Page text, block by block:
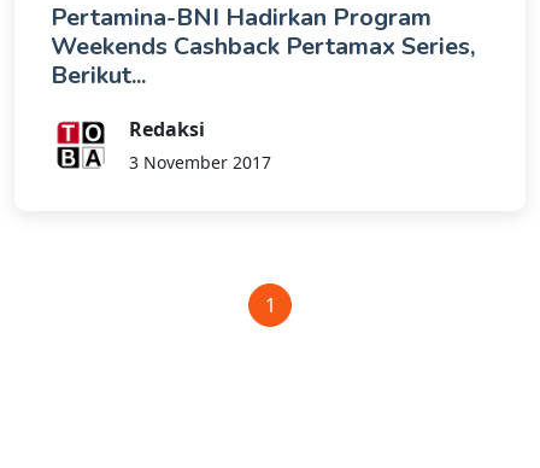
Pertamina-BNI Hadirkan Program
Weekends Cashback Pertamax Series,
Berikut...
Redaksi
3 November 2017
1